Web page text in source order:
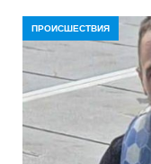
ПРОИСШЕСТВИЯ